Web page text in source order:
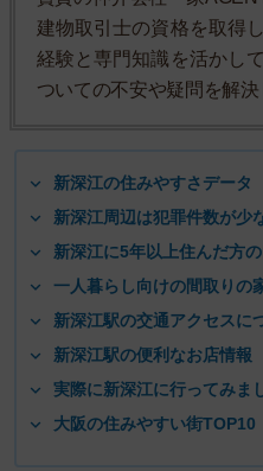
建物取引士の資格を取得
経験と専門知識を活かし
ついての不安や疑問を解決
新深江の住みやすさデータ
新深江周辺は犯罪件数が少
新深江に5年以上住んだ方
一人暮らし向けの間取りの
新深江駅の交通アクセスに
新深江駅の便利なお店情報
実際に新深江に行ってみま
大阪の住みやすい街TOP10